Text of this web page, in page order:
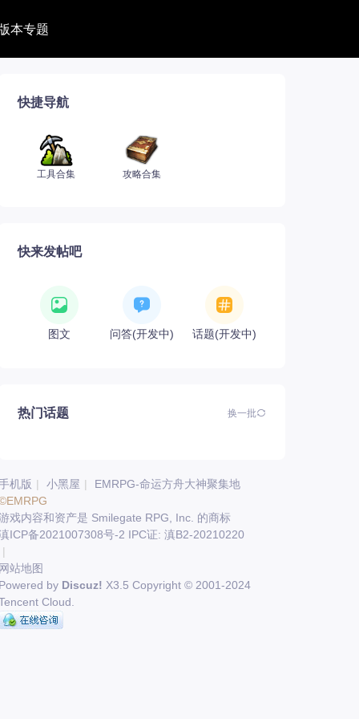
本专题
构筑
快捷导航
工具合集 攻略合集
快来发帖吧
图文 问答(开发中) 话题(开发中)
热门话题 换一批
机版 | 小黑屋 |
EMRPG-命运方舟大神聚集地
戏内容和资产是 Smilegate RPG, Inc. 的商标
ICP备2021007308号-2 IPC证: 滇B2-20210220
|
站地图
by Discuz! X3.5 Copyright © 2001-2024
Cloud.